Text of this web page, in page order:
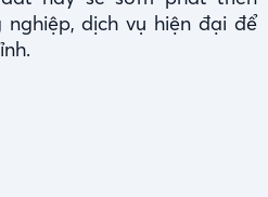
dịch vụ hiện đại để